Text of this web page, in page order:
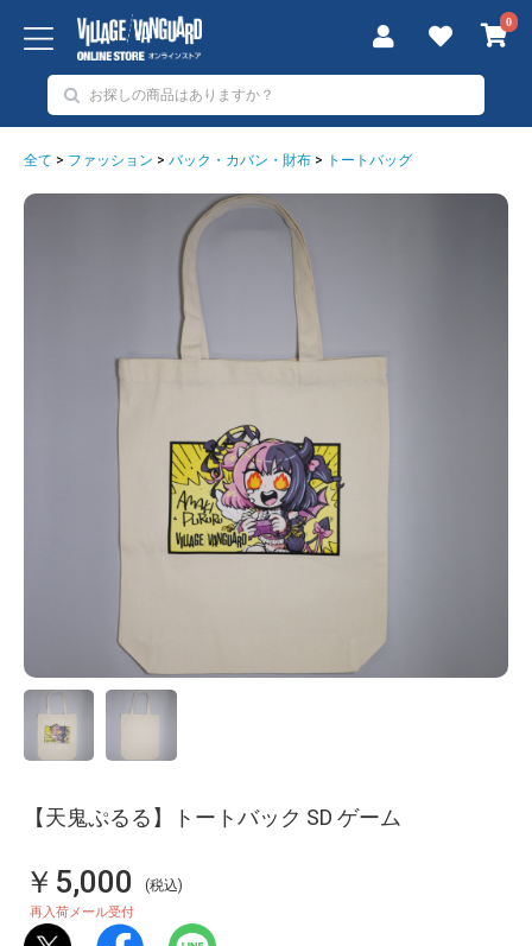
0
全て > ファッション > バック・カバン・財布 > トートバッグ
【天鬼ぷるる】トートバック SD ゲーム
￥5,000 (税込)
再入荷メール受付